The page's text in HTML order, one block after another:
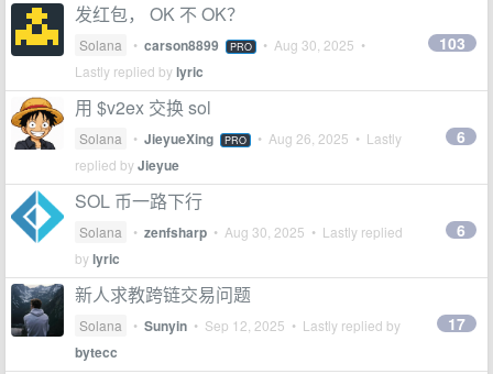
发红包， OK 不 OK？
Solana • carson8899 PRO • Aug 30, 2025 •
Lastly replied bylyric
103
用 $v2ex 交换 sol
Solana • JieyueXing PRO • Aug 26, 2025 • Lastly
replied byJieyue
6
SOL 币一路下行
Solana • zenfsharp • Aug 30, 2025 • Lastly replied
bylyric
6
新人求教跨链交易问题
Solana • Sunyin • Sep 12, 2025 • Lastly replied by
bytecc
17